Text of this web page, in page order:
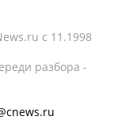
c 11.1998
разбора -